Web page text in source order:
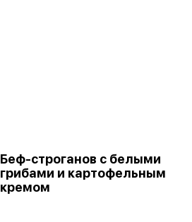
Беф-строганов с белыми
грибами и картофельным
кремом